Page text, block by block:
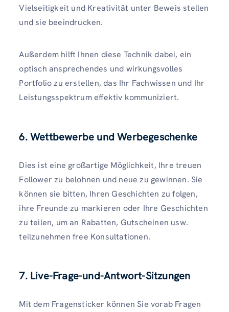
Vielseitigkeit und Kreativität unter Beweis stellen
und sie beeindrucken.
Außerdem hilft Ihnen diese Technik dabei, ein
optisch ansprechendes und wirkungsvolles
Portfolio zu erstellen, das Ihr Fachwissen und Ihr
Leistungsspektrum effektiv kommuniziert.
6. Wettbewerbe und Werbegeschenke
Dies ist eine großartige Möglichkeit, Ihre treuen
Follower zu belohnen und neue zu gewinnen. Sie
können sie bitten, Ihren Geschichten zu folgen,
ihre Freunde zu markieren oder Ihre Geschichten
zu teilen, um an Rabatten, Gutscheinen usw.
teilzunehmen free Konsultationen.
7. Live-Frage-und-Antwort-Sitzungen
Mit dem Fragensticker können Sie vorab Fragen